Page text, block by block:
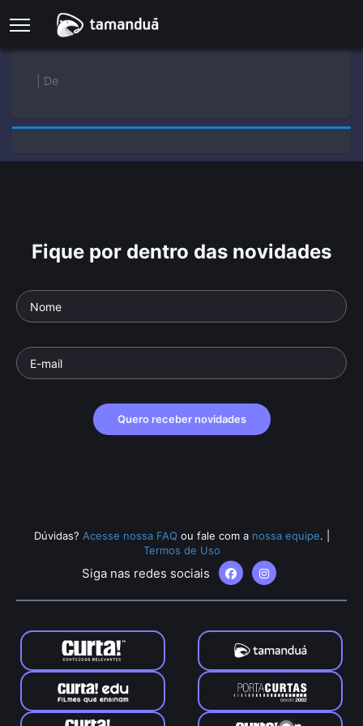
| De
Fique por dentro das novidades
Quero receber novidades
Dúvidas? Acesse nossa FAQ ou fale com a nossa equipe.
Termos de Uso
Siga nas redes sociais